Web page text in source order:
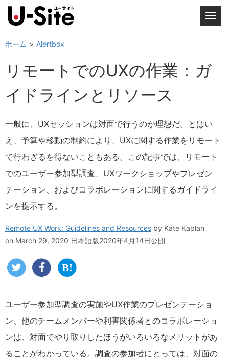
T
l
i
g
a
i
o
ホーム Alertbox
リモートでのUXの作業：ガ
イドラインとリソース
一般に、UXセッションは対面で行うのが理想だ。とはい
え、予算や移動の制約により、UXに関する作業をリモート
で行わざるを得ないこともある。この記事では、リモート
でのユーザー参加型調査、UXワークショップやプレゼン
テーション、およびコラボレーションに関するガイドライ
ンを提示する。
Remote UX Work: Guidelines and Resources by Kate Kaplan
on March 29, 2020 日本語版2020年4月14日公開
ユーザー参加型調査の実施やUX作業のプレゼンテーショ
ン、他のチームメンバーや利害関係者とのコラボレーショ
ンは、対面でやり取りしたほうがいろいろなメリットがあ
ることがわかっている。調査の参加者にとっては、対面の